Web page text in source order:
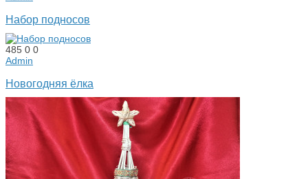
Набор подносов
485 0 0
Admin
Новогодняя ёлка